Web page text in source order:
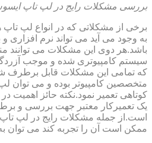
بررسی مشکلات رایج در لپ تاپ
برخی از مشکلاتی که در انواع لپ
به وجود می آید می تواند نرم
باشد.هر دوی این مشکلات می توانند
سیستم کامپیوتری شده و موجب
که تمامی این مشکلات قابل برطرف
متخصصین کامپیوتر بوده و می توان
کوتاهی تعمیر نمود.نکته حائز اهمیت
یک تعمیرکار معتبر جهت بررسی و
است.از جمله مشکلات رایج در لپ
ممکن است آن را تجربه کند می توان